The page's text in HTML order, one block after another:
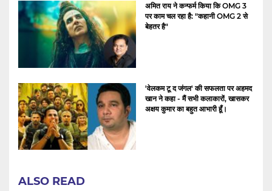
अमित राय ने कन्फर्म किया कि OMG 3
पर काम चल रहा है: "कहानी OMG 2 से
बेहतर है"
'वेलकम टू द जंगल' की सफलता पर अहमद
खान ने कहा - मैं सभी कलाकारों, खासकर
अक्षय कुमार का बहुत आभारी हूँ।
ALSO READ